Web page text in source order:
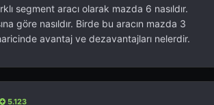
segment aracı olarak mazda 6 nasıldır.
göre nasıldır. Birde bu aracın mazda 3
avantaj ve dezavantajları nelerdir.
5.123